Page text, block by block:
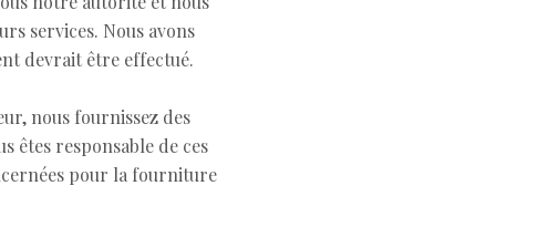
services. Nous avons
devrait être effectué.
nous fournissez des
êtes responsable de ces
pour la fourniture